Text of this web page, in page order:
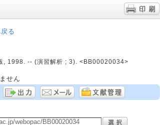
る
, 1998. -- (演習解析 ; 3). <BB00020034>
せん